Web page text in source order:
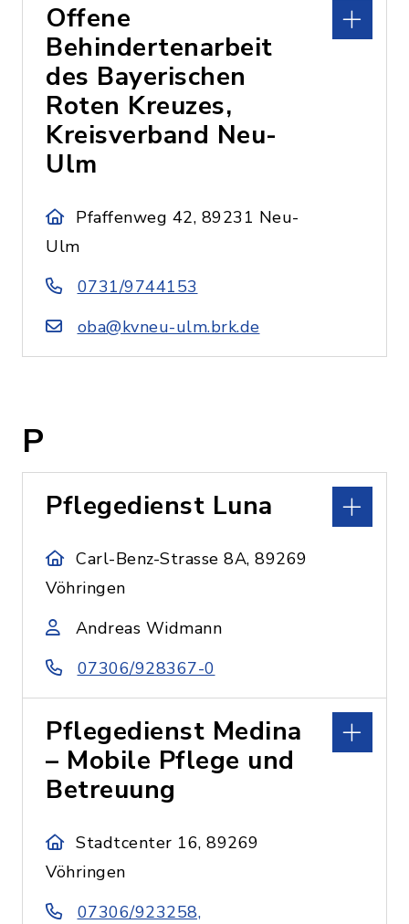
Offene
Behindertenarbeit
des Bayerischen
Roten Kreuzes,
Kreisverband Neu-
Ulm
Pfaffenweg 42, 89231 Neu-
Ulm
0731/9744153
oba@kvneu-ulm.brk.de
P
Pflegedienst Luna
Carl-Benz-Strasse 8A, 89269
Vöhringen
Andreas Widmann
07306/928367-0
Pflegedienst Medina
– Mobile Pflege und
Betreuung
Stadtcenter 16, 89269
Vöhringen
07306/923258,